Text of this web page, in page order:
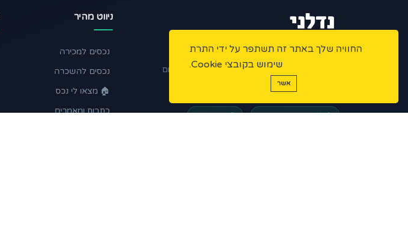
הפלטפורמה המתקדמת למתווכי נדל"ן בישראל.
ניהול נכסים, שיווק דיגיטלי ואוטומציות – הכל במקום
פלטפורמה מאובטחת מורשי תיווך
ניווט מהיר
נכסים למכירה
נכסים להשכרה
🏠 מצאו לי נכס
כתבות ומאמרים
החוויה שלך באתר זה תשתפר על ידי התרת
שימוש בקובצי Cookie.
אשר